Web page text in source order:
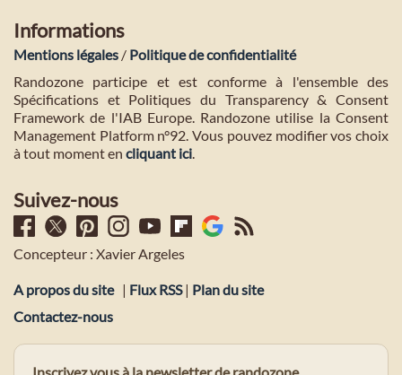
Informations
Mentions légales / Politique de confidentialité
Randozone participe et est conforme à l'ensemble des
Spécifications et Politiques du Transparency & Consent
Framework de l'IAB Europe. Randozone utilise la Consent
Management Platform n°92. Vous pouvez modifier vos choix
à tout moment en cliquant ici
Suivez-nous
Concepteur : Xavier Argeles
A propos du site | Flux RSS| Plan du site
Contactez-nous
Inscrivez vous à la newsletter de randozone